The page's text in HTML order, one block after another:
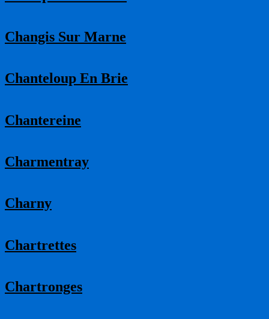
Changis Sur Marne
Chanteloup En Brie
Chantereine
Charmentray
Charny
Chartrettes
Chartronges